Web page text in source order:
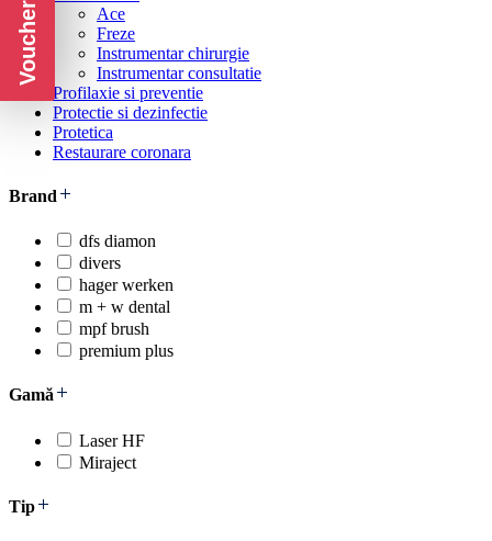
Ace
Freze
Instrumentar chirurgie
Instrumentar consultatie
Profilaxie si preventie
Protectie si dezinfectie
Protetica
Restaurare coronara
Brand
dfs diamon
divers
hager werken
m + w dental
mpf brush
premium plus
Gamă
Laser HF
Miraject
Tip